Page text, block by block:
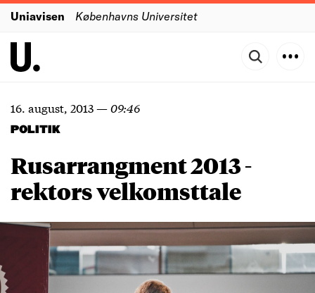
Uniavisen Københavns Universitet
16. august, 2013—09:46
POLITIK
Rusarrangment 2013 -
rektors velkomsttale